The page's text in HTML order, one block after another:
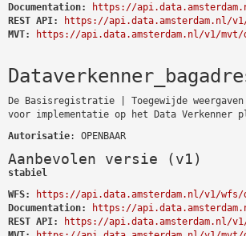
Documentation:
https://
REST API:
https://api.data.amsterdam.nl/
MVT:
https://api.data.amsterdam.nl/v1/mvt/
De Basisregistratie | Toegewijde
voor implementatie op het Data Verkenner
Autorisatie: OPENBAAR
Aanbevolen versie (v1)
stabiel
WFS:
https://api.data.amsterdam.nl/v1/wfs/
Documentation:
https://
REST API:
https://api.data.amsterdam.nl/